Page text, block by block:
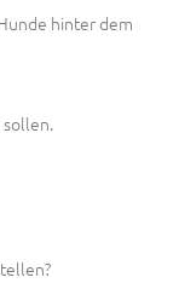
hinter dem
sollen.